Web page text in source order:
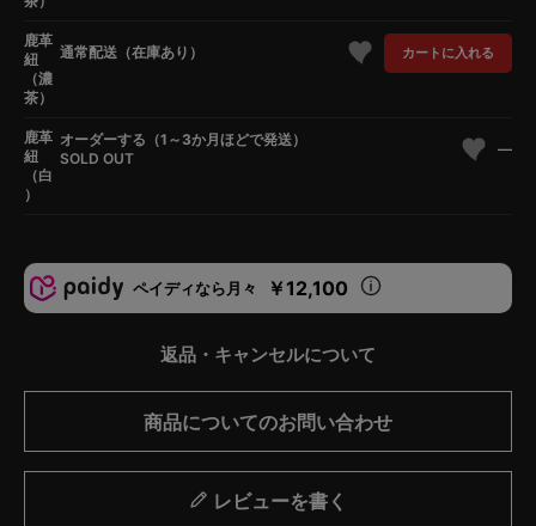
鹿革
紐
（濃
茶）
通常配送（在庫あり） カートに入れる
鹿革
紐
（白
）
オーダーする（1～3か月ほどで発送）
SOLD OUT
—
ペイディなら月々 ￥12,100
返品・キャンセルについて
商品についてのお問い合わせ
レビューを書く